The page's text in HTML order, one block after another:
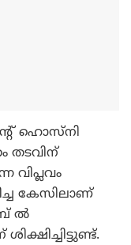
ഹൊസ്‌നി
തടവിന്
വിപ്ലവം
കേസിലാണ്
ല്‍